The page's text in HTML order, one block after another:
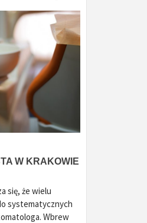
W KRAKOWIE
się, że wielu
systematycznych
Wbrew